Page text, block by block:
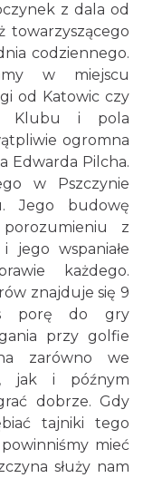
z dala od
towarzyszącego
codziennego.
w miejscu
od Katowic czy
Klubu i pola
ogromna
Edwarda Pilcha.
w Pszczynie
Jego budowę
z
jego wspaniałe
każdego.
znajduje się 9
porę do gry
przy golfie
zarówno we
jak i późnym
dobrze. Gdy
tajniki tego
mieć
służy nam